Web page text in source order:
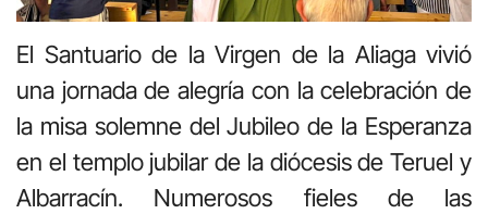
El Santuario de la Virgen de la Aliaga vivió
una jornada de alegría con la celebración de
la misa solemne del Jubileo de la Esperanza
en el templo jubilar de la diócesis de Teruel y
Albarracín. Numerosos fieles de las